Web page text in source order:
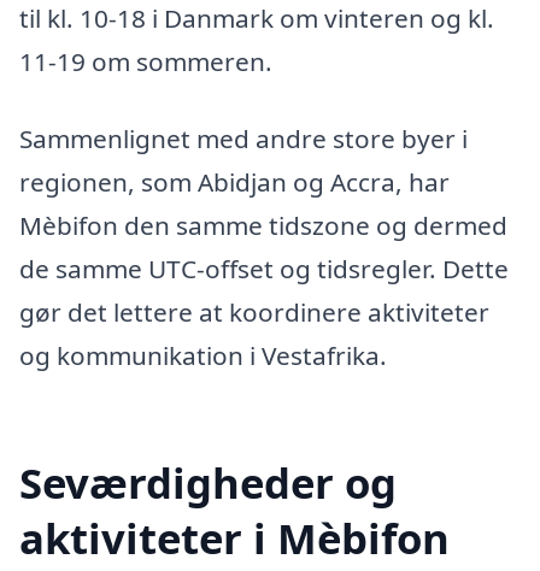
til kl. 10-18 i Danmark om vinteren og kl.
11-19 om sommeren.
Sammenlignet med andre store byer i
regionen, som Abidjan og Accra, har
Mèbifon den samme tidszone og dermed
de samme UTC-offset og tidsregler. Dette
gør det lettere at koordinere aktiviteter
og kommunikation i Vestafrika.
Seværdigheder og
aktiviteter i Mèbifon